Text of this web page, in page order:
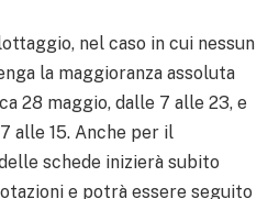
nel caso in cui nessun
la maggioranza assoluta
28 maggio, dalle 7 alle 23, e
alle 15. Anche per il
schede inizierà subito
e potrà essere seguito